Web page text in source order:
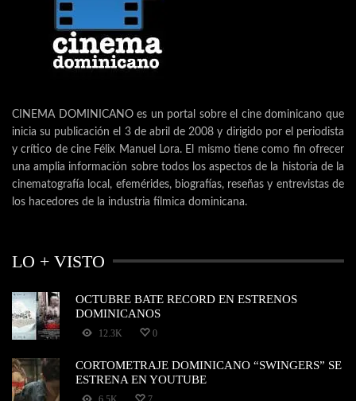
CINEMA DOMINICANO es un portal sobre el cine dominicano que
inicia su publicación el 3 de abril de 2008 y dirigido por el periodista
y crítico de cine Félix Manuel Lora. El mismo tiene como fin ofrecer
una amplia información sobre todos los aspectos de la historia de la
cinematografía local, efemérides, biografías, reseñas y entrevistas de
los hacedores de la industria fílmica dominicana.
LO + VISTO
OCTUBRE BATE RECORD EN ESTRENOS
DOMINICANOS
12.3K 0
CORTOMETRAJE DOMINICANO “SWINGERS” SE
ESTRENA EN YOUTUBE